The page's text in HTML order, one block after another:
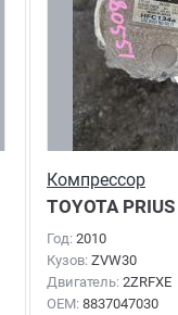
Компрессор
кондиционера
TOYOTA PRIUS
Год: 2010
Кузов: ZVW30
Двигатель: 2ZRFXE
OEM: 8837047030